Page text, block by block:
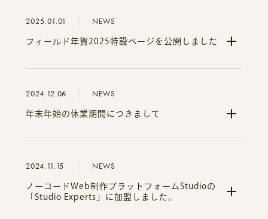
2025.01.01 NEWS
フィールド年賀2025特設ページを公開しました
2024.12.06 NEWS
年末年始の休業期間につきまして
2024.11.15 NEWS
ノーコードWeb制作プラットフォームStudioの
「Studio Experts」に加盟しました。